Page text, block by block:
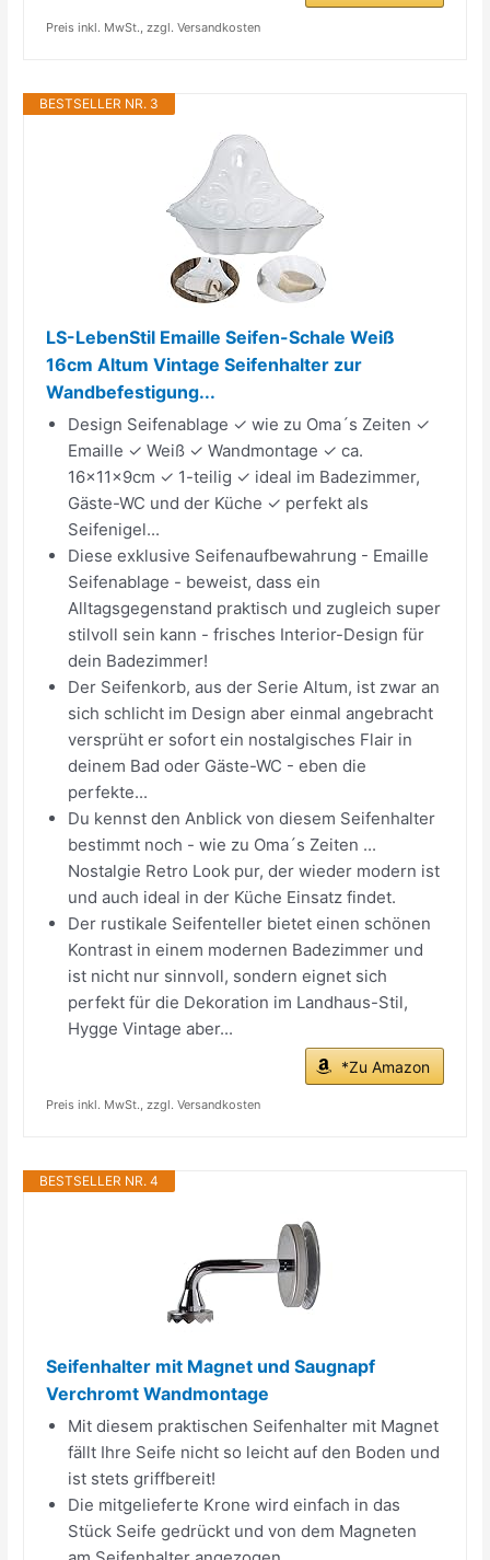
Preis inkl. MwSt., zzgl. Versandkosten
BESTSELLER NR. 3
LS-LebenStil Emaille Seifen-Schale Weiß
16cm Altum Vintage Seifenhalter zur
Wandbefestigung...
Design Seifenablage ✓ wie zu Oma´s Zeiten ✓
Emaille ✓ Weiß ✓ Wandmontage ✓ ca.
16x11x9cm ✓ 1-teilig ✓ ideal im Badezimmer,
Gäste-WC und der Küche ✓ perfekt als
Seifenigel...
Diese exklusive Seifenaufbewahrung - Emaille
Seifenablage - beweist, dass ein
Alltagsgegenstand praktisch und zugleich super
stilvoll sein kann - frisches Interior-Design für
dein Badezimmer!
Der Seifenkorb, aus der Serie Altum, ist zwar an
sich schlicht im Design aber einmal angebracht
versprüht er sofort ein nostalgisches Flair in
deinem Bad oder Gäste-WC - eben die
perfekte...
Du kennst den Anblick von diesem Seifenhalter
bestimmt noch - wie zu Oma´s Zeiten ...
Nostalgie Retro Look pur, der wieder modern ist
und auch ideal in der Küche Einsatz findet.
Der rustikale Seifenteller bietet einen schönen
Kontrast in einem modernen Badezimmer und
ist nicht nur sinnvoll, sondern eignet sich
perfekt für die Dekoration im Landhaus-Stil,
Hygge Vintage aber...
*Zu Amazon
Preis inkl. MwSt., zzgl. Versandkosten
BESTSELLER NR. 4
Seifenhalter mit Magnet und Saugnapf
Verchromt Wandmontage
Mit diesem praktischen Seifenhalter mit Magnet
fällt Ihre Seife nicht so leicht auf den Boden und
ist stets griffbereit!
Die mitgelieferte Krone wird einfach in das
Stück Seife gedrückt und von dem Magneten